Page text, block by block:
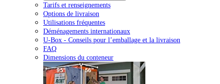
Tarifs et renseignements
Options de livraison
Utilisations fréquentes
Déménagements internationaux
U-Box - Conseils pour l’emballage et la livraison
FAQ
Dimensions du conteneur